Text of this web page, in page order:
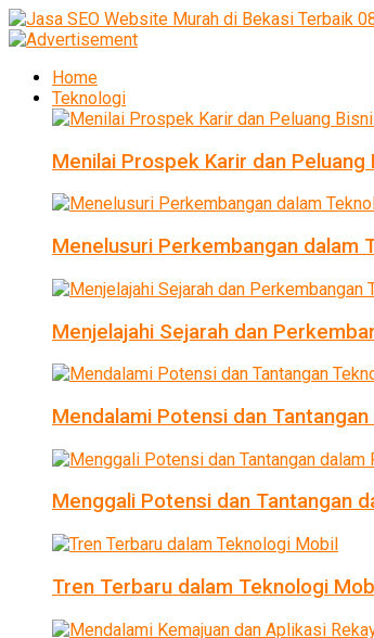
Home
Teknologi
Menilai Prospek Karir dan
Menelusuri Perkembangan dalam
Menjelajahi Sejarah dan
Mendalami Potensi dan
Menggali Potensi dan Tantangan
Tren Terbaru dalam Teknologi